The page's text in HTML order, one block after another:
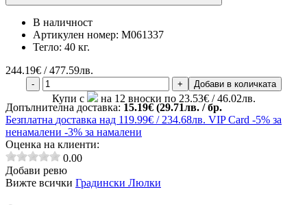
В наличност
Артикулен номер: M061337
Тегло: 40 кг.
244.19€ / 477.59лв.
- + Добави в количката
Купи с на 12 вноски по 23.53€ / 46.02лв.
Допълнителна доставка: 15.19€ (29.71лв. / бр.
Безплатна доставка над 119.99€ / 234.68лв. VIP Card -5% за
ненамалени -3% за намалени
Оценка на клиенти:
0.00
Добави ревю
Вижте всички Градински Люлки